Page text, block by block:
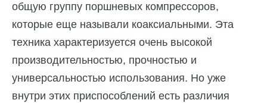
общую группу поршневых компрессоров,
которые еще называли коаксиальными. Эта
техника характеризуется очень высокой
производительностью, прочностью и
универсальностью использования. Но уже
внутри этих приспособлений есть различия